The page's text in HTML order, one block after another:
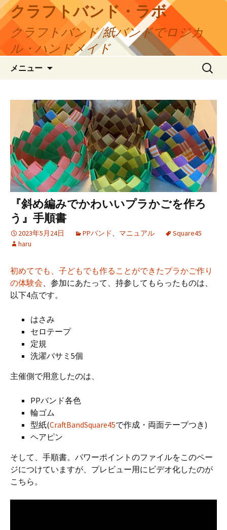
コ
ン
テ
ツ
ス
クラフトバンド・ラボ
クラフトバンド/紙バンドでロジカ
ル・ハンドメイド
メニュー
検
索:
『斜め編みでかわいいプラかごを作ろ
う』手順書
2023年5月24日 PPバンド、 マニュアル
Square45
haru
初めてでも、子どもでも作ることができたプラかご作り
の体験会、参加にあたって、持参してもらったものは、
以下4点です。
はさみ
セロテープ
定規
洗濯バサミ5個
主催側で用意したのは、
PPバンド各色
輪ゴム
型紙(CraftBandSquare45で作成・両面テープつき)
ヘアピン
そして、手順書。パワーポイントのファイルをこのペー
ジにつけていますが、プレビュー用にビデオ化したのが
こちら。